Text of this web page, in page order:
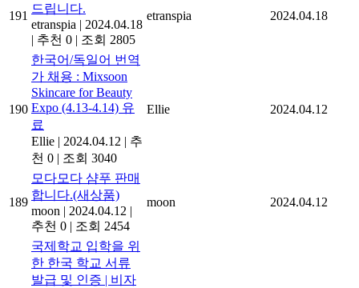
191
드립니다.
etranspia | 2024.04.18
| 추천 0 | 조회 2805
etranspia 2024.04.18
190
한국어/독일어 번역
가 채용 : Mixsoon
Skincare for Beauty
Expo (4.13-4.14) 유
료
Ellie | 2024.04.12 | 추
천 0 | 조회 3040
Ellie 2024.04.12
189
모다모다 샴푸 판매
합니다.(새상품)
moon | 2024.04.12 |
추천 0 | 조회 2454
moon 2024.04.12
국제학교 입학을 위
한 한국 학교 서류
발급 및 인증 | 비자